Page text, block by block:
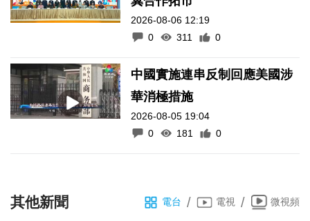
2026-08-06 12:19
0
311 0
中國實施連串反制回應美國涉
華消極措施
2026-08-05 19:04
0
181 0
其他新聞 電台 / 電視 / 微視頻